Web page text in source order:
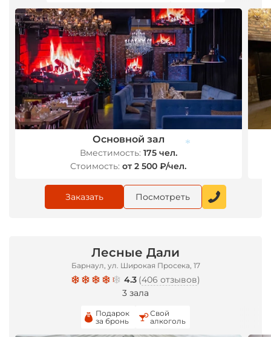
Основной зал
Вместимость: 175 чел.
Стоимость: от 2 500 ₽/чел.
Заказать Посмотреть
Лесные Дали
Барнаул, ул. Широкая Просека, 17
4.3 (406 отзывов)
3 зала
Подарок
за бронь
Свой
алкоголь
*